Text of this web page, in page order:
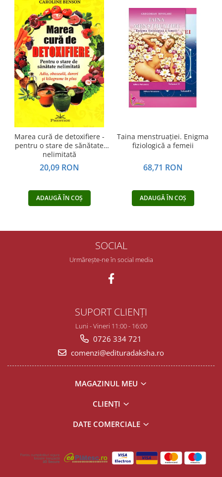
Marea cură de detoxifiere -
pentru o stare de sănătate
nelimitată
20,09 RON
ADAUGĂ ÎN COȘ
Taina menstruației. Enigma
fiziologică a femeii
68,71 RON
ADAUGĂ ÎN COȘ
SOCIAL
Urmărește-ne în social media
SUPORT CLIENȚI
Luni - Vineri 11:00 - 16:00
0726 334 721
comenzi@edituradaksha.ro
MAGAZINUL MEU
CLIENȚI
DATE COMERCIALE